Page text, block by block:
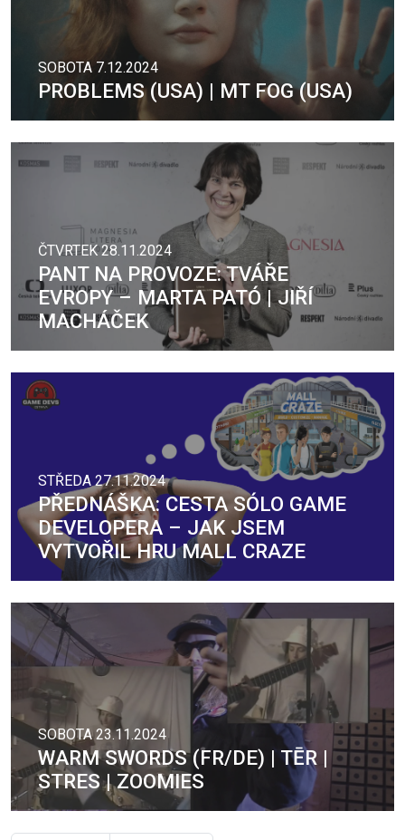
SOBOTA 7.12.2024
PROBLEMS (USA) | MT FOG (USA)
ČTVRTEK 28.11.2024
PANT NA PROVOZE: TVÁŘE
EVROPY – MARTA PATÓ | JIŘÍ
MACHÁČEK
STŘEDA 27.11.2024
PŘEDNÁŠKA: CESTA SÓLO GAME
DEVELOPERA –⁠⁠⁠⁠⁠⁠ JAK JSEM
VYTVOŘIL HRU MALL CRAZE
SOBOTA 23.11.2024
WARM SWORDS (FR/DE) | TĒR |
STRES | ZOOMIES